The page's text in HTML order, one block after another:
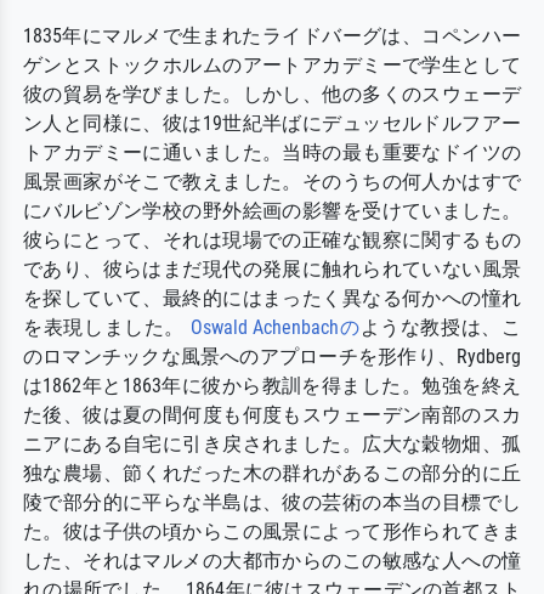
1835年にマルメで生まれたライドバーグは、コペンハー
ゲンとストックホルムのアートアカデミーで学生として
彼の貿易を学びました。しかし、他の多くのスウェーデ
ン人と同様に、彼は19世紀半ばにデュッセルドルフアー
トアカデミーに通いました。当時の最も重要なドイツの
風景画家がそこで教えました。そのうちの何人かはすで
にバルビゾン学校の野外絵画の影響を受けていました。
彼らにとって、それは現場での正確な観察に関するもの
であり、彼らはまだ現代の発展に触れられていない風景
を探していて、最終的にはまったく異なる何かへの憧れ
を表現しました。 Oswald Achenbachのような教授は、こ
のロマンチックな風景へのアプローチを形作り、Rydberg
は1862年と1863年に彼から教訓を得ました。勉強を終え
た後、彼は夏の間何度も何度もスウェーデン南部のスカ
ニアにある自宅に引き戻されました。広大な穀物畑、孤
独な農場、節くれだった木の群れがあるこの部分的に丘
陵で部分的に平らな半島は、彼の芸術の本当の目標でし
た。彼は子供の頃からこの風景によって形作られてきま
した、それはマルメの大都市からのこの敏感な人への憧